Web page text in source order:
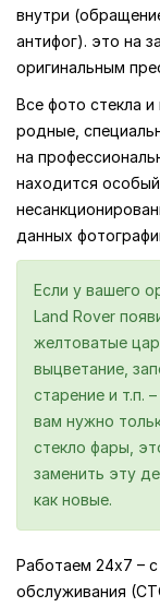
внутри
антифог). это на
оригинальным
Все фото стекла
родные,
на
находится
данных
Если у вашего
Land Rover
желтоватые
выцветание,
старение и т.п.
вам нужно
стекло фары,
заменить эту
как новые.
Работаем 24х7 –
обслуживания